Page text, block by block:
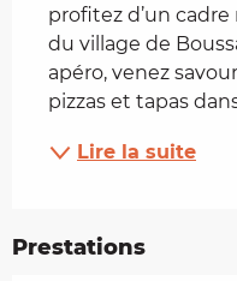
profitez d’un
du village de
apéro, venez
pizzas et tapas
Lire la suite
Prestations